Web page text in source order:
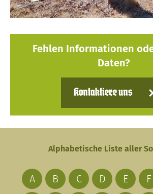
Fehlen Informationen
Daten?
Kontaktiere uns
Alphabetische Liste aller
A B C D E F